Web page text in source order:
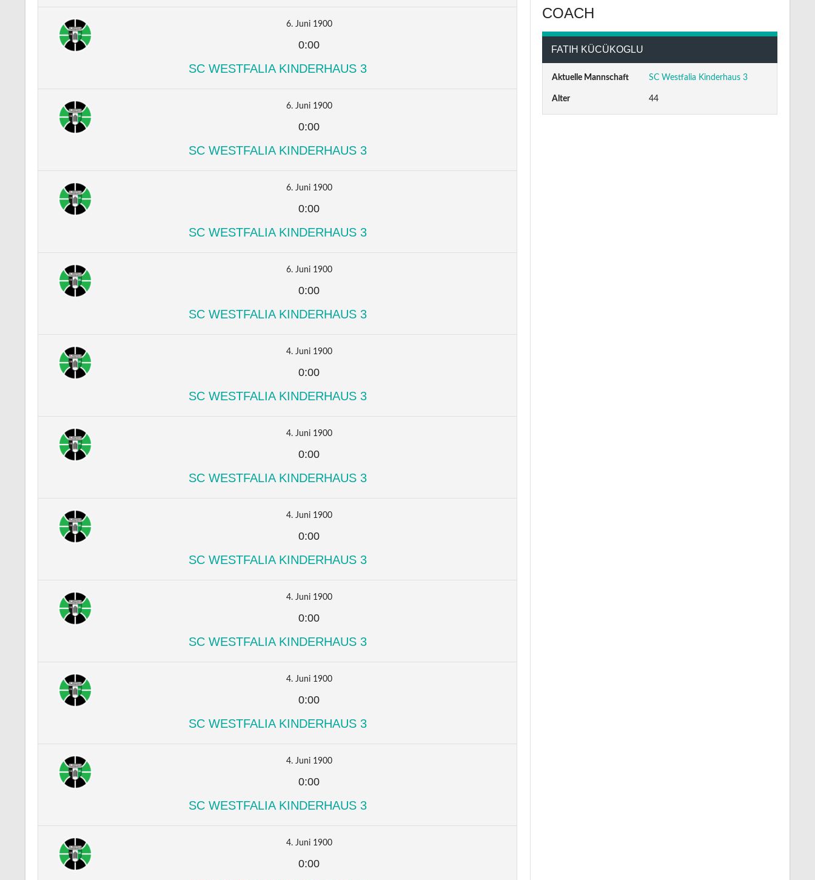
6. Juni 1900
0:00
SC WESTFALIA KINDERHAUS 3
6. Juni 1900
0:00
SC WESTFALIA KINDERHAUS 3
6. Juni 1900
0:00
SC WESTFALIA KINDERHAUS 3
6. Juni 1900
0:00
SC WESTFALIA KINDERHAUS 3
4. Juni 1900
0:00
SC WESTFALIA KINDERHAUS 3
4. Juni 1900
0:00
SC WESTFALIA KINDERHAUS 3
4. Juni 1900
0:00
SC WESTFALIA KINDERHAUS 3
4. Juni 1900
0:00
SC WESTFALIA KINDERHAUS 3
4. Juni 1900
0:00
SC WESTFALIA KINDERHAUS 3
4. Juni 1900
0:00
SC WESTFALIA KINDERHAUS 3
4. Juni 1900
0:00
COACH
FATIH KÜCÜKOGLU
Aktuelle Mannschaft SC Westfalia Kinderhaus 3
Alter 44